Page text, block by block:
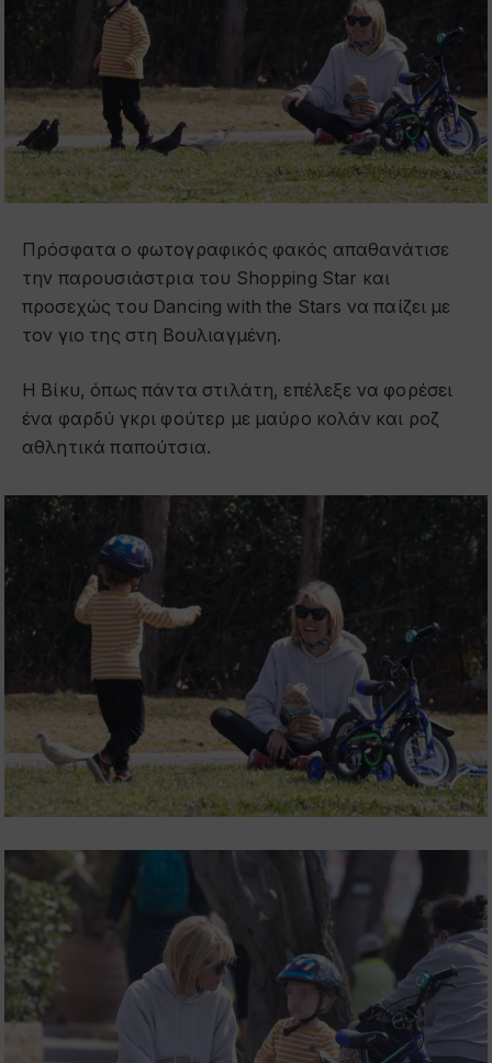
Πρόσφατα ο φωτογραφικός φακός απαθανάτισε
την παρουσιάστρια του Shopping Star και
προσεχώς του Dancing with the Stars να παίζει με
τον γιο της στη Βουλιαγμένη.
Η Βίκυ, όπως πάντα στιλάτη, επέλεξε να φορέσει
ένα φαρδύ γκρι φούτερ με μαύρο κολάν και ροζ
αθλητικά παπούτσια.